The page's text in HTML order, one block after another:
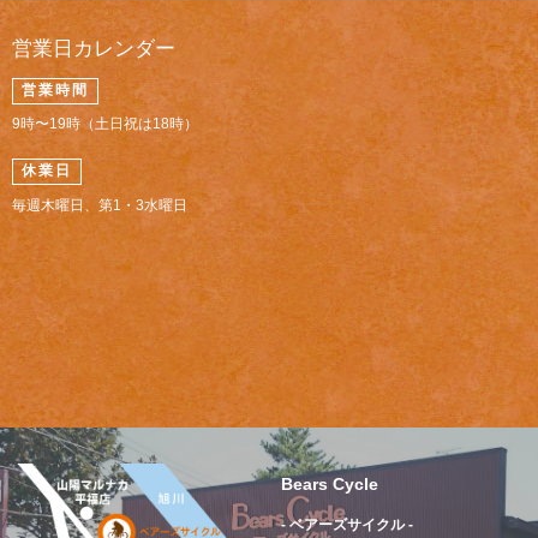
営業日カレンダー
営業時間
9時〜19時（土日祝は18時）
休業日
毎週木曜日、第1・3水曜日
Bears Cycle
- ベアーズサイクル -